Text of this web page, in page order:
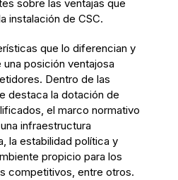
sobre las ventajas que
instalación de CSC.
que lo diferencian y
posición ventajosa
Dentro de las
destaca la dotación de
el marco normativo
infraestructura
la estabilidad política y
propicio para los
competitivos, entre otros.